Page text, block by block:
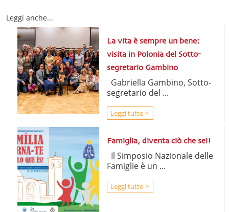
Leggi anche...
La vita è sempre un bene:
visita in Polonia del Sotto-
segretario Gambino
Gabriella Gambino, Sotto-
segretario del ...
Leggi tutto >
Famiglia, diventa ciò che sei!
Il Simposio Nazionale delle
Famiglie è un ...
Leggi tutto >